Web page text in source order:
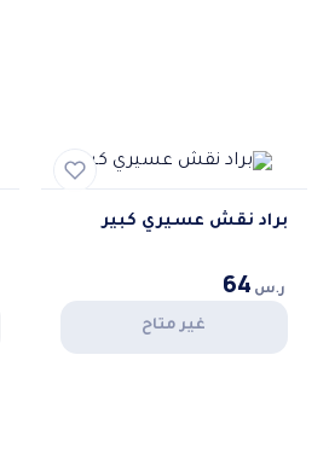
براد نقش عسيري كبير
ر.س 64
غير متاح